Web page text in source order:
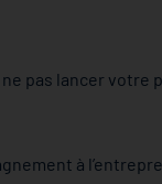
pas lancer votre
à